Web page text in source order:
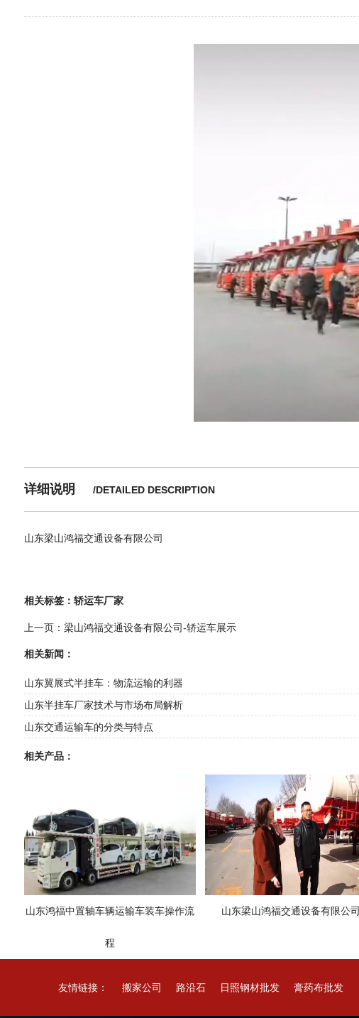
详细说明 /DETAILED DESCRIPTION
山东梁山鸿福交通设备有限公司
相关标签： 轿运车厂家
上一页：梁山鸿福交通设备有限公司-轿运车展示
相关新闻：
山东翼展式半挂车：物流运输的利器
山东半挂车厂家技术与市场布局解析
山东交通运输车的分类与特点
相关产品：
山东鸿福中置轴车辆运输车装车操作流
程
山东梁山鸿福交通设备有限公司
友情链接： 搬家公司 路沿石 日照钢材批发 膏药布批发